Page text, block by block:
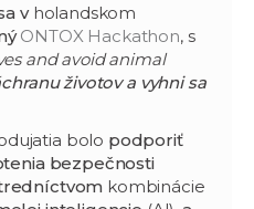
v holandskom
ONTOX Hackathon, s
and avoid animal
životov a vyhni sa
bolo podporiť
bezpečnosti
kombinácie